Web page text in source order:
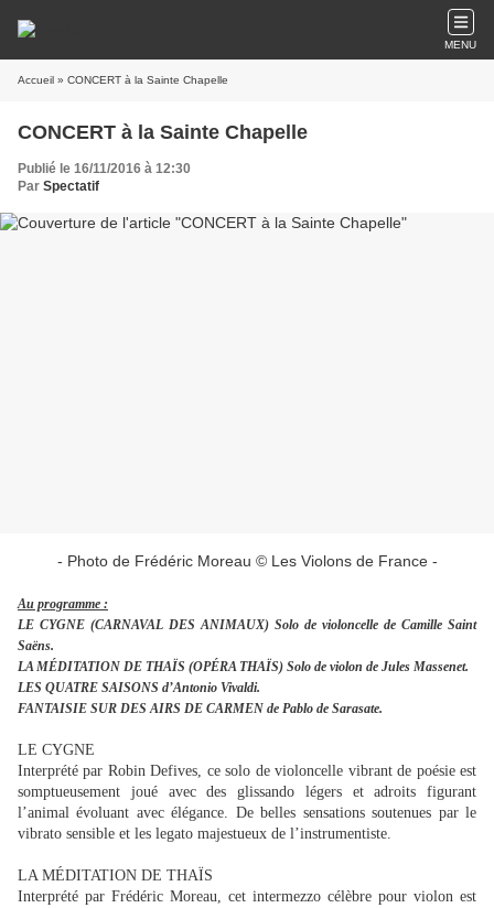
MENU
Accueil » CONCERT à la Sainte Chapelle
CONCERT à la Sainte Chapelle
Publié le 16/11/2016 à 12:30
Par Spectatif
- Photo de Frédéric Moreau © Les Violons de France -
Au programme :
LE CYGNE (CARNAVAL DES ANIMAUX) Solo de violoncelle de Camille Saint
Saëns.
LA MÉDITATION DE THAÏS (OPÉRA THAÏS) Solo de violon de Jules Massenet.
LES QUATRE SAISONS d’Antonio Vivaldi.
FANTAISIE SUR DES AIRS DE CARMEN de Pablo de Sarasate.
LE CYGNE
Interprété par Robin Defives, ce solo de violoncelle vibrant de poésie est
somptueusement joué avec des glissando légers et adroits figurant
l’animal évoluant avec élégance. De belles sensations soutenues par le
vibrato sensible et les legato majestueux de l’instrumentiste.
LA MÉDITATION DE THAÏS
Interprété par Frédéric Moreau, cet intermezzo célèbre pour violon est